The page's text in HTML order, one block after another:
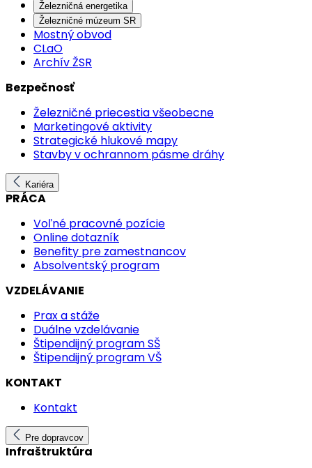
Železničná energetika
Železničné múzeum SR
Mostný obvod
CLaO
Archív ŽSR
Bezpečnosť
Železničné priecestia všeobecne
Marketingové aktivity
Strategické hlukové mapy
Stavby v ochrannom pásme dráhy
Kariéra
PRÁCA
Voľné pracovné pozície
Online dotazník
Benefity pre zamestnancov
Absolventský program
VZDELÁVANIE
Prax a stáže
Duálne vzdelávanie
Štipendijný program SŠ
Štipendijný program VŠ
KONTAKT
Kontakt
Pre dopravcov
Infraštruktúra